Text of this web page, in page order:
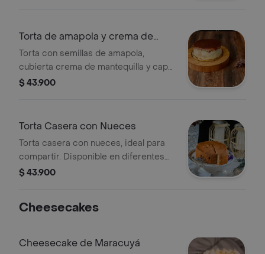
Torta de amapola y crema de
mantequilla
Torta con semillas de amapola,
cubierta crema de mantequilla y capa
de milo, presentación a elegir.
$ 43.900
Torta Casera con Nueces
Torta casera con nueces, ideal para
compartir. Disponible en diferentes
presentaciones.
$ 43.900
Cheesecakes
Cheesecake de Maracuyá